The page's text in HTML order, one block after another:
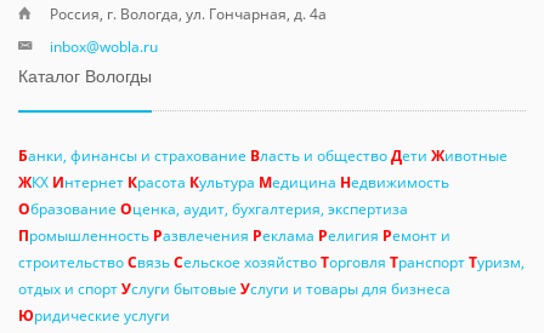
Россия, г. Вологда, ул. Гончарная, д. 4а
inbox@wobla.ru
Каталог Вологды
Банки, финансы и страхование Власть и обществоДети Животные
ЖКХ Интернет Красота Культура Медицина Недвижимость
Образование Оценка, аудит, бухгалтерия, экспертиза
Промышленность Развлечения Реклама Религия Ремонт и
строительствоСвязьСельское хозяйствоТорговля ТранспортТуризм,
отдых и спортУслуги бытовые Услуги и товары для бизнеса
Юридические услуги